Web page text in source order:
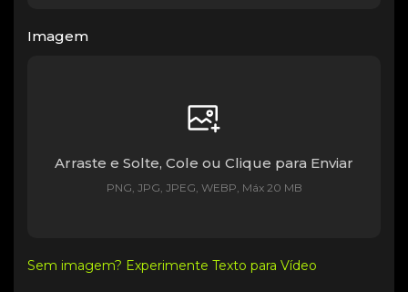
Imagem
Arraste e Solte, Cole ou Clique para Enviar
PNG, JPG, JPEG, WEBP, Máx 20 MB
Sem imagem? Experimente Texto para Vídeo